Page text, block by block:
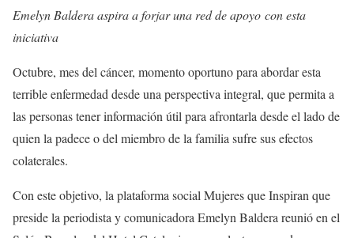
Emelyn Baldera aspira a forjar una red de apoyo con esta
iniciativa
Octubre, mes del cáncer, momento oportuno para abordar esta
terrible enfermedad desde una perspectiva integral, que permita a
las personas tener información útil para afrontarla desde el lado de
quien la padece o del miembro de la familia sufre sus efectos
colaterales.
Con este objetivo, la plataforma social Mujeres que Inspiran que
preside la periodista y comunicadora Emelyn Baldera reunió en el